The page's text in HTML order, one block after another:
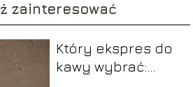
zainteresować
Który ekspres do
kawy wybrać: